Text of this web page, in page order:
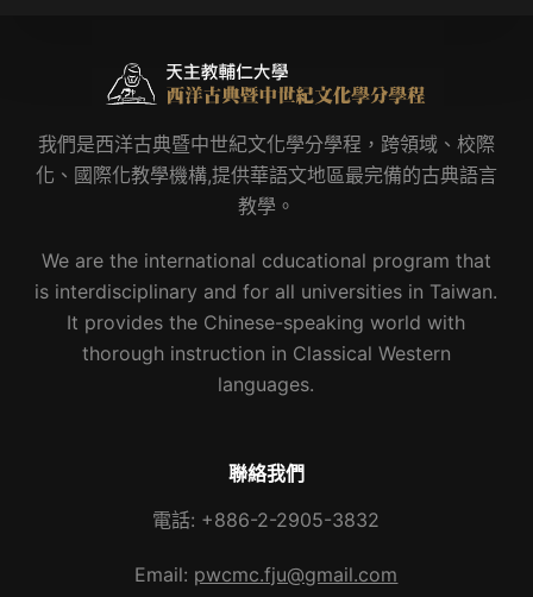
我們是西洋古典暨中世紀文化學分學程，跨領域、校際
化、國際化教學機構,提供華語文地區最完備的古典語言
教學。
We are the international cducational program that
is interdisciplinary and for all universities in Taiwan.
It provides the Chinese-speaking world with
thorough instruction in Classical Western
languages.
聯絡我們
電話: +886-2-2905-3832
Email: pwcmc.fju@gmail.com